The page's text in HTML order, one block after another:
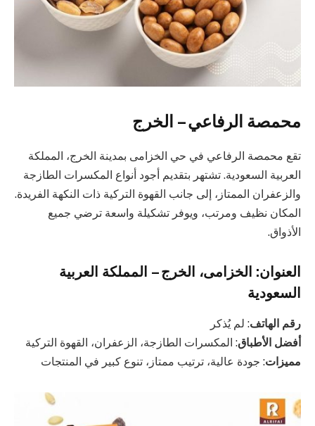
محمصة الرفاعي – الخرج
تقع محمصة الرفاعي في حي الخزامى بمدينة الخرج، المملكة
العربية السعودية. تشتهر بتقديم أجود أنواع المكسرات الطازجة
والزعفران الممتاز، إلى جانب القهوة التركية ذات النكهة الفريدة.
المكان نظيف ومرتب، ويوفر تشكيلة واسعة ترضي جميع
الأذواق.
العنوان: الخزامى، الخرج – المملكة العربية
السعودية
رقم الهاتف: لم يُذكر
أفضل الأطباق: المكسرات الطازجة، الزعفران، القهوة التركية
مميزات: جودة عالية، ترتيب ممتاز، تنوع كبير في المنتجات